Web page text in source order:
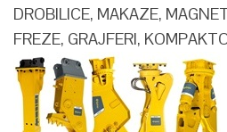
DROBILICE, MAKAZE,
FREZE, GRAJFERI,